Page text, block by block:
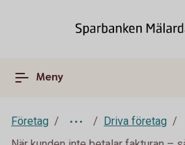
Meny
Företag
Driva företag